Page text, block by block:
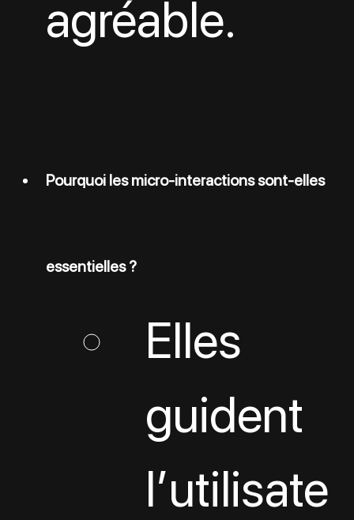
agréable.
Pourquoi les micro-interactions sont-elles
essentielles ?
Elles
guident
l’utilisate